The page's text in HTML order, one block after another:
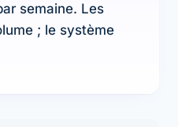
semaine. Les
; le système